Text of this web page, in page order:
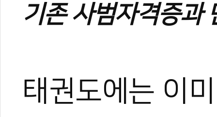
기존 사범자격증과
태권도에는 이